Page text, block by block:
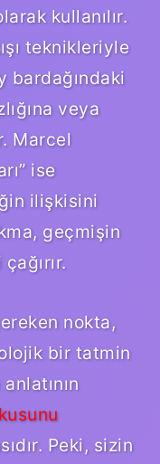
kullanılır.
teknikleriyle
bardağındaki
veya
Marcel
ise
ilişkisini
geçmişin
nokta,
bir tatmin
Peki, sizin